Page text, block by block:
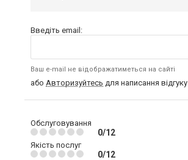
Введіть email:
Ваш e-mail не відображатиметься на сайті
або Авторизуйтесь для написання відгуку
Обслуговування
0/12
Якість послуг
0/12